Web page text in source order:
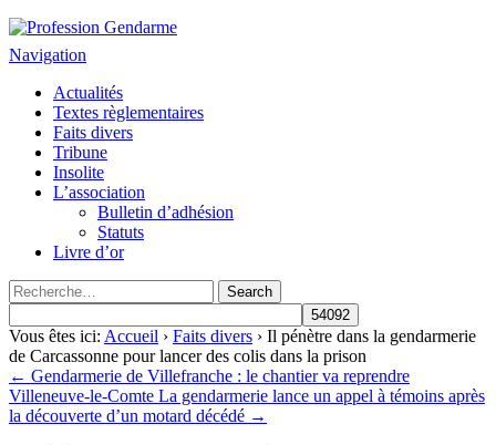
Profession Gendarme
Le journal des gendarmes
Navigation
Actualités
Textes règlementaires
Faits divers
Tribune
Insolite
L’association
Bulletin d’adhésion
Statuts
Livre d’or
Vous êtes ici: Accueil › Faits divers › Il pénètre dans la gendarmerie
de Carcassonne pour lancer des colis dans la prison
← Gendarmerie de Villefranche : le chantier va reprendre
Villeneuve-le-Comte La gendarmerie lance un appel à témoins après
la découverte d’un motard décédé →